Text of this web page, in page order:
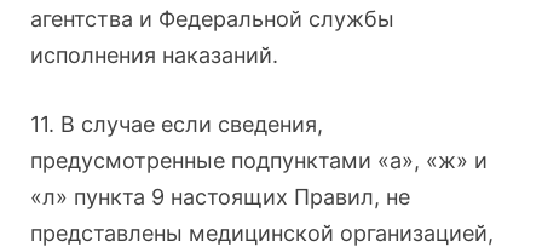
агентства и Федеральной службы
исполнения наказаний.
11. В случае если сведения,
предусмотренные подпунктами «а», «ж» и
«л» пункта 9 настоящих Правил, не
представлены медицинской организацией,